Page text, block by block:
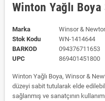
Winton Yağlı
Marka
Winsor &
Stok Kodu
WN-1414644
BARKOD
094376711653
UPC
869401451800
Winton Yağlı Boya, Winsor &
düzeyi sabit tutularak elde
sağlanmış ve sanatçının